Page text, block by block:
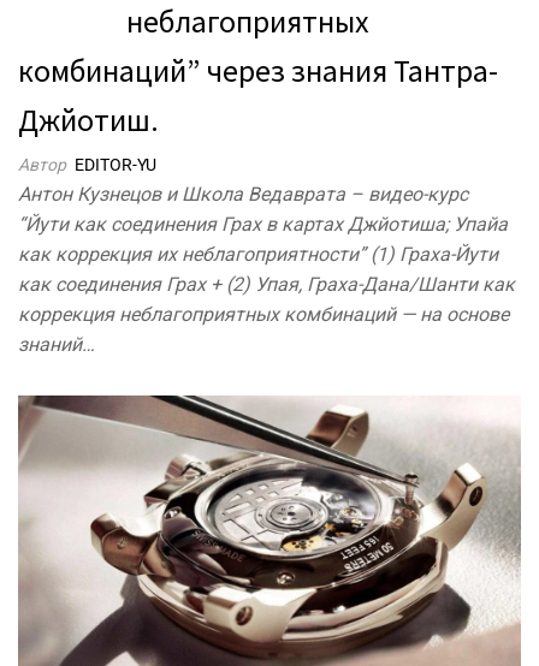
неблагоприятных
комбинаций” через знания Тантра-
Джйотиш.
Автор EDITOR-YU
Антон Кузнецов и Школа Ведаврата – видео-курс
“Йути как соединения Грах в картах Джйотиша; Упайа
как коррекция их неблагоприятности” (1) Граха-Йути
как соединения Грах + (2) Упая, Граха-Дана/Шанти как
коррекция неблагоприятных комбинаций — на основе
знаний…